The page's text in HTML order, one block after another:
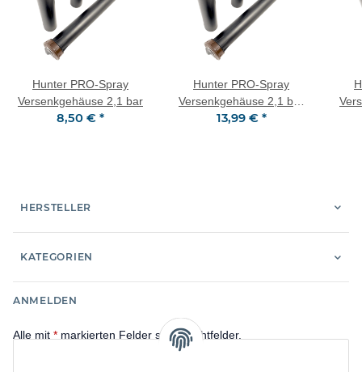
Hunter PRO-Spray
Versenkgehäuse 2,1 bar
8,50 € *
Hunter PRO-Spray
Versenkgehäuse 2,1 bar
mit Auslaufsperrventil
13,99 € *
HERSTELLER
KATEGORIEN
ANMELDEN
Alle mit * markierten Felder sind Pflichtfelder.